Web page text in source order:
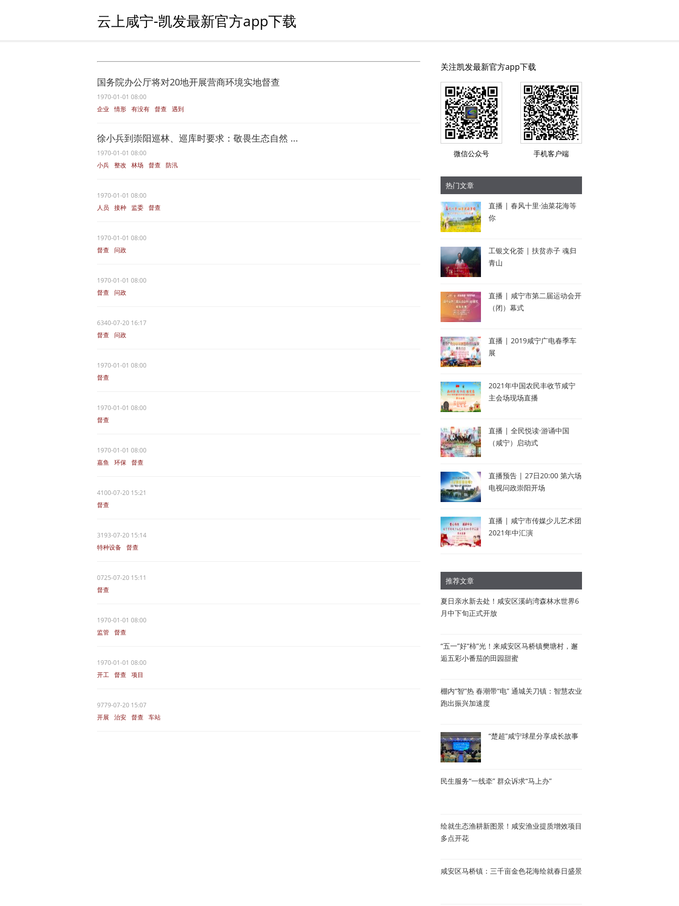
云上咸宁-凯发最新官方app下载
国务院办公厅将对20地开展营商环境实地督查
1970-01-01 08:00
企业
情形 有没有 督查 遇到
徐小兵到崇阳巡林、巡库时要求：敬畏生态自然 ...
1970-01-01 08:00
小兵 整改 林场 督查 防汛
1970-01-01 08:00
人员
接种 监委 督查
1970-01-01 08:00
督查
问政
1970-01-01 08:00
督查
问政
6340-07-20 16:17
督查
问政
1970-01-01 08:00
督查
1970-01-01 08:00
督查
1970-01-01 08:00
嘉鱼
环保 督查
4100-07-20 15:21
督查
3193-07-20 15:14
特种设备 督查
0725-07-20 15:11
督查
1970-01-01 08:00
监管 督查
1970-01-01 08:00
开工 督查 项目
9779-07-20 15:07
开展
治安 督查 车站
关注凯发最新官方app下载
微信公众号 手机客户端
热门文章
直播 | 春风十里·油菜花海等
你
工银文化荟 | 扶贫赤子 魂归
青山
直播 | 咸宁市第二届运动会开
（闭）幕式
直播 | 2019咸宁广电春季车
展
2021年中国农民丰收节咸宁
主会场现场直播
直播 | 全民悦读·游诵中国
（咸宁）启动式
直播预告 | 27日20:00 第六场
电视问政崇阳开场
直播 | 咸宁市传媒少儿艺术团
2021年中汇演
推荐文章
夏日亲水新去处！咸安区溪屿湾森林水世界6
月中下旬正式开放
“五一”好“柿”光！来咸安区马桥镇樊塘村，邂
逅五彩小番茄的田园甜蜜
棚内“智”热 春潮带“电” 通城关刀镇：智慧农业
跑出振兴加速度
“楚超”咸宁球星分享成长故事
民生服务“一线牵” 群众诉求“马上办”
绘就生态渔耕新图景！咸安渔业提质增效项目
多点开花
咸安区马桥镇：三千亩金色花海绘就春日盛景